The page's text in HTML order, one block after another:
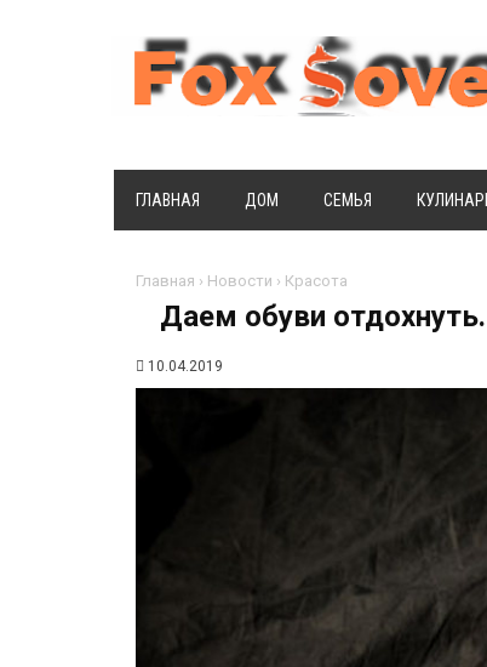
ГЛАВНАЯ ДОМ СЕМЬЯ
Главная › Новости › Красота
Даем обуви
10.04.2019